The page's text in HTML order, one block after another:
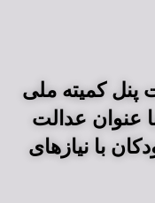
کمیته ملی
عنوان عدالت
با نیازهای